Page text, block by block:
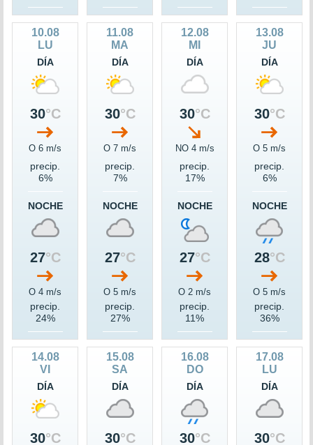
10.08
LU
DÍA
30°C
O 6 m/s
precip.
6%
NOCHE
27°C
O 4 m/s
precip.
24%
11.08
MA
DÍA
30°C
O 7 m/s
precip.
7%
NOCHE
27°C
O 5 m/s
precip.
27%
12.08
MI
DÍA
30°C
NO 4 m/s
precip.
17%
NOCHE
27°C
O 2 m/s
precip.
11%
13.08
JU
DÍA
30°C
O 5 m/s
precip.
6%
NOCHE
28°C
O 5 m/s
precip.
36%
14.08
VI
DÍA
30°C
15.08
SA
DÍA
30°C
16.08
DO
DÍA
30°C
17.08
LU
DÍA
30°C